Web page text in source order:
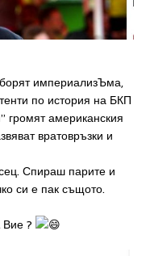
империализЪма,
по история на БКП
громят американския
вратовръзки и
Спираш парите и
си е пак същото.
?